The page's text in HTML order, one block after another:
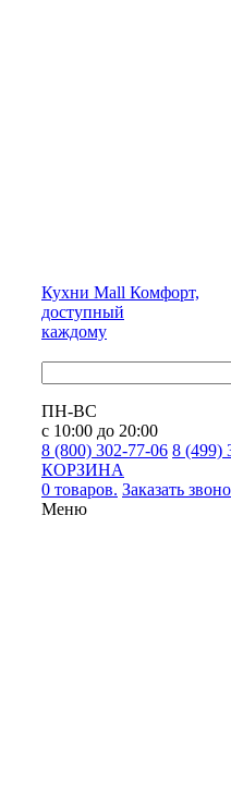
Кухни Mall Комфорт,
доступный
каждому
ПН-ВС
с 10:00 до 20:00
8 (800) 302-77-06 8 (499)
КОРЗИНА
0 товаров. Заказать
Меню